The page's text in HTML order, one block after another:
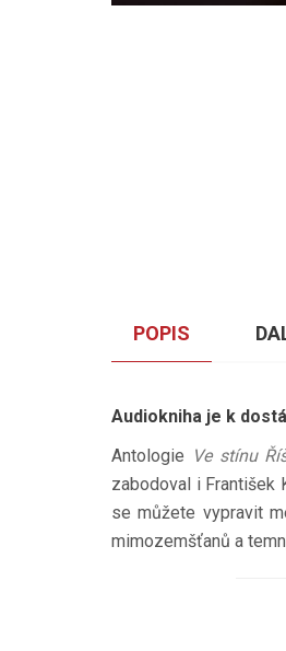
POPIS
Audiokniha je k
Antologie Ve stínu
zabodoval i František
se můžete vypravit
mimozemšťanů a